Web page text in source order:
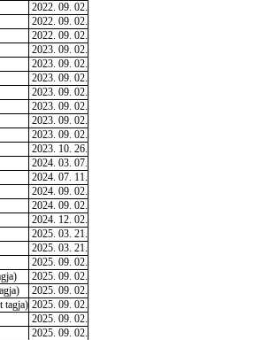
2022. 09. 02.
2022. 09. 02.
2022. 09. 02.
2023. 09. 02.
2023. 09. 02.
2023. 09. 02.
2023. 09. 02.
2023. 09. 02.
2023. 09. 02.
2023. 09. 02.
2023. 10. 26.
2024. 03. 07.
2024. 07. 11.
2024. 09. 02.
2024. 09. 02.
2024. 12. 02.
2025. 03. 21.
2025. 03. 21.
2025. 09. 02.
2025. 09. 02.
2025. 09. 02.
tagja) 2025. 09. 02.
2025. 09. 02.
2025. 09. 02.